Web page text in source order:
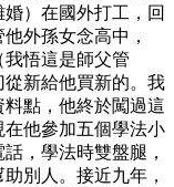
）在國外打工，回
外孫女念高中，
我悟這是師父管
新給他買新的。我
點，他終於闖過這
他參加五個學法小
，學法時雙盤腿，
別人。接近九年，